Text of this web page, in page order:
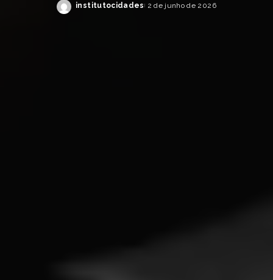
Posted
institutocidades 2 de junho de 2026